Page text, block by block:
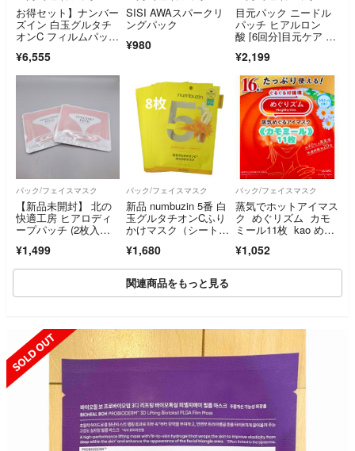
お得セット】ナンバー
ズイン 白玉グルタチ
オンC フィルムパッ
ューマジリフトアップ
クリーム EMS美顔器
¥6,555
SISI AWAスパークリ
ングパック
¥980
目元パック ニードル
パッチ ヒアルロン
酸 [6回分]目元ケア マ
¥2,199
パック/フェイスマスク
【新品未開封】 北の
快適工房 ヒアロディ
ープパッチ (2枚入
¥1,499
パック/フェイスマスク
新品 numbuzin 5番 白
玉グルタチオンCふり
かけマスク（シートマ
¥1,680
パック/フェイスマスク
蒸気でホットアイマス
ク めぐリズム カモ
ミール11枚 kao めぐ
¥1,052
関連商品をもっと見る
SOLD OUT